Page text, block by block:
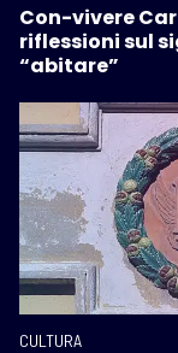
Con-vivere
riflessioni sul
“abitare”
CULTURA